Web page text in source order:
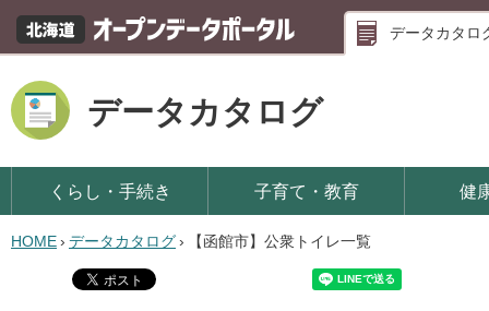
データカタロ
データカタログ
くらし・手続き 子育て・教育 健
HOME› データカタログ› 【函館市】公衆トイレ一覧